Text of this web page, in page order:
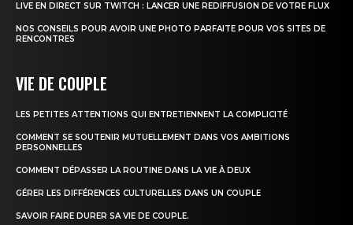
LIVE EN DIRECT SUR TWITCH : LANCER UNE REDIFFUSION DE VOTRE FLUX
NOS CONSEILS POUR AVOIR UNE PHOTO PARFAITE POUR VOS SITES DE
RENCONTRES
VIE DE COUPLE
LES PETITES ATTENTIONS QUI ENTRETIENNENT LA COMPLICITÉ
COMMENT SE SOUTENIR MUTUELLEMENT DANS VOS AMBITIONS
PERSONNELLES
COMMENT DÉPASSER LA ROUTINE DANS LA VIE À DEUX
GÉRER LES DIFFÉRENCES CULTURELLES DANS UN COUPLE
SAVOIR FAIRE DURER SA VIE DE COUPLE.